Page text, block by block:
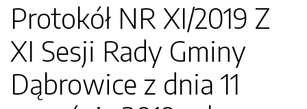
Protokół NR XI/2019 Z
XI Sesji Rady Gminy
Dąbrowice z dnia 11